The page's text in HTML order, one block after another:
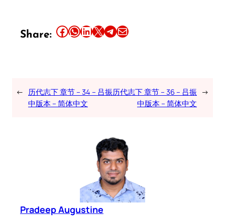
Share: Share this article on Facebook Share this article on WhatsApp Share this article on LinkedIn Share this article on X Share this article on TelegramEmail this Article
← 历代志下 章节 – 34 – 吕振
中版本 – 简体中文
历代志下 章节 – 36 – 吕振
中版本 – 简体中文
→
Pradeep Augustine